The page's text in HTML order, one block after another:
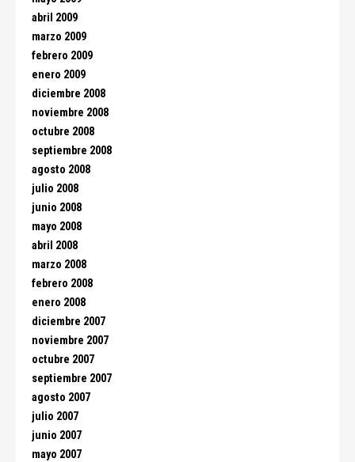
abril 2009
marzo 2009
febrero 2009
enero 2009
diciembre 2008
noviembre 2008
octubre 2008
septiembre 2008
agosto 2008
julio 2008
junio 2008
mayo 2008
abril 2008
marzo 2008
febrero 2008
enero 2008
diciembre 2007
noviembre 2007
octubre 2007
septiembre 2007
agosto 2007
julio 2007
junio 2007
mayo 2007